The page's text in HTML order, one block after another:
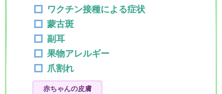
ワクチン接種による症状
蒙古斑
副耳
果物アレルギー
爪割れ
赤ちゃんの皮膚